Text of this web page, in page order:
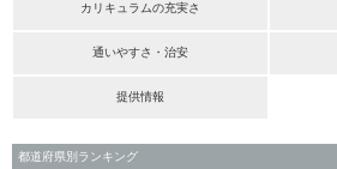
カリキュラムの充実さ
通いやすさ・治安
提供情報
都道府県別ランキング